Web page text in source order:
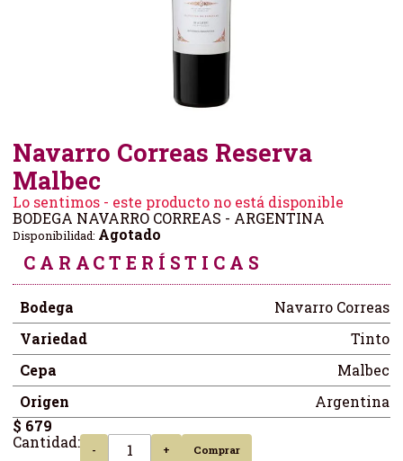
Navarro Correas Reserva
Malbec
Lo sentimos - este producto no está disponible
BODEGA NAVARRO CORREAS - ARGENTINA
Disponibilidad: Agotado
CARACTERÍSTICAS
Bodega
Navarro Correas
Variedad
Tinto
Cepa
Malbec
Origen
Argentina
$ 679
Cantidad:
- +
Comprar